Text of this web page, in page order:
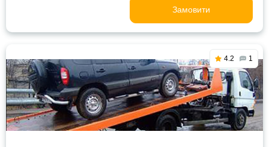
Замовити
4.2 1